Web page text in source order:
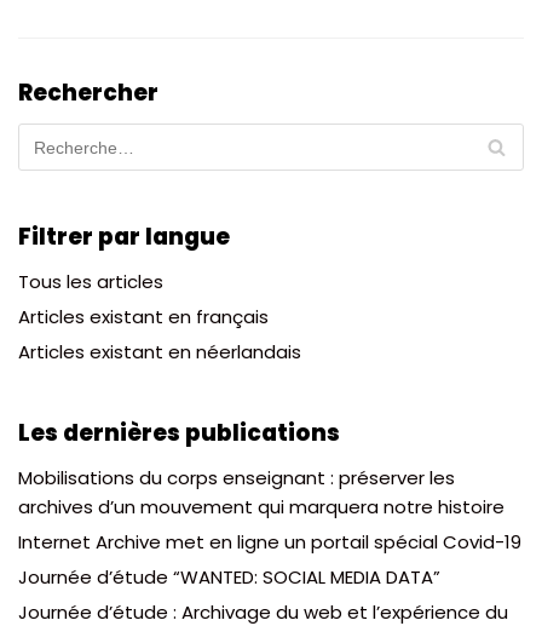
Rechercher
Filtrer par langue
Tous les articles
Articles existant en français
Articles existant en néerlandais
Les dernières publications
Mobilisations du corps enseignant : préserver les
archives d’un mouvement qui marquera notre histoire
Internet Archive met en ligne un portail spécial Covid-19
Journée d’étude “WANTED: SOCIAL MEDIA DATA”
Journée d’étude : Archivage du web et l’expérience du